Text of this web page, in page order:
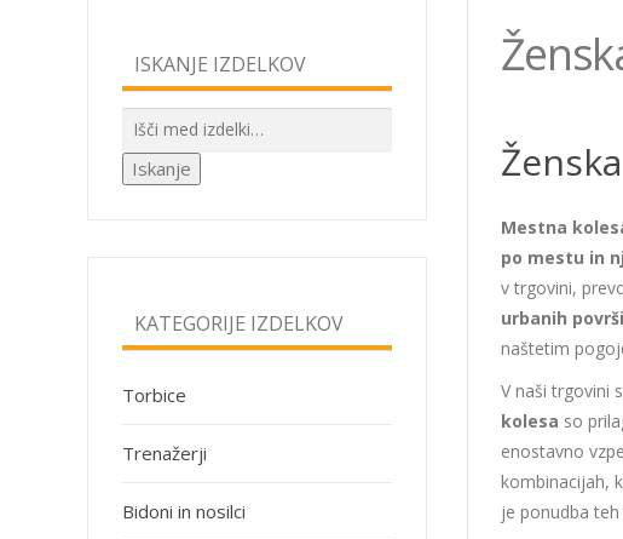
Mestna
po mestu in
v trgovini,
urbanih
naštetim
V naši trgovini
kolesa so
enostavno
kombinacijah,
je ponudba
ISKANJE IZDELKOV
Išči:
Iskanje
KATEGORIJE IZDELKOV
Torbice
Trenažerji
Bidoni in nosilci